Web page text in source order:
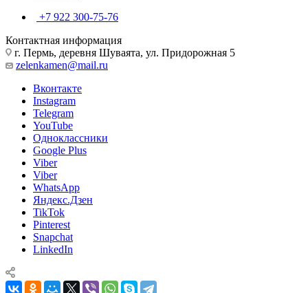
+7 922 300-75-76
Контактная информация
г. Пермь, деревня Шуваята, ул. Придорожная 5
zelenkamen@mail.ru
Вконтакте
Instagram
Telegram
YouTube
Одноклассники
Google Plus
Viber
Viber
WhatsApp
Яндекс.Дзен
TikTok
Pinterest
Snapchat
LinkedIn